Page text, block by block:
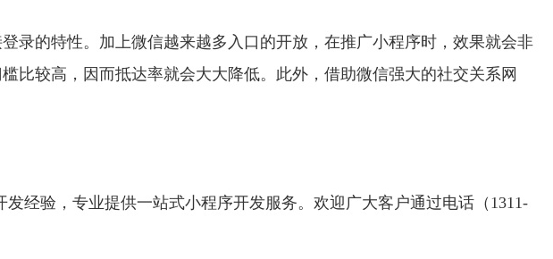
录的特性。加上微信越来越多入口的开放，在推广小程序时，效果就会非
比较高，因而抵达率就会大大降低。此外，借助微信强大的社交关系网
经验，专业提供一站式小程序开发服务。欢迎广大客户通过电话（1311-